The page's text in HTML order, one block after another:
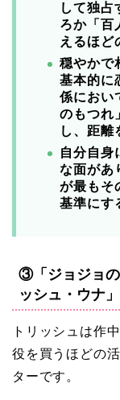
して独占
ろか「百
えるほど
穏やかで
基本的に
係におい
のもつれ
し、距離
自分自身
な面があ
が最もそ
基準にす
③「ジョジョ
ッシュ・ウナ」
トリッシュは作
役を買うほどの
ターです。